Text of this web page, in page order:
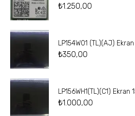
₺1.250,00
LP154W01 (TL)(AJ)
₺350,00
LP156WH1(TL)(C1) Ekran
₺1.000,00